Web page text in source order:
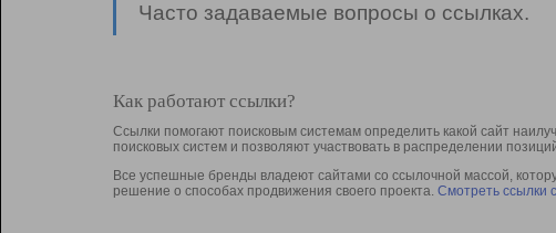
Часто задаваемые вопросы о ссылках.
Как работают ссылки?
Ссылки помогают поисковым системам определить какой сайт
поисковых систем и позволяют участвовать в раcпределении
Все успешные бренды владеют сайтами со ссылочной массой,
решение о способах продвижения своего проекта. Смотреть ссылки